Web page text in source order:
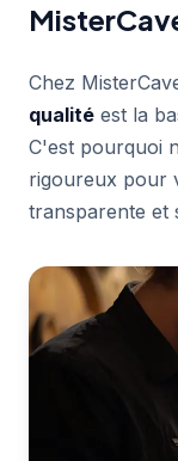
Chez
qualité est la
C'est pourquoi
rigoureux pour
transparente et